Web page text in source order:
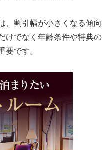
、割引幅が小さくなる傾向
けでなく年齢条件や特典の
要です。